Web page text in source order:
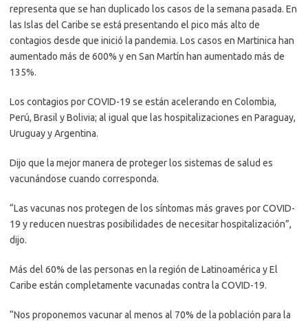
representa que se han duplicado los casos de la semana pasada. En
las Islas del Caribe se está presentando el pico más alto de
contagios desde que inició la pandemia. Los casos en Martinica han
aumentado más de 600% y en San Martín han aumentado más de
135%.
Los contagios por COVID-19 se están acelerando en Colombia,
Perú, Brasil y Bolivia; al igual que las hospitalizaciones en Paraguay,
Uruguay y Argentina.
Dijo que la mejor manera de proteger los sistemas de salud es
vacunándose cuando corresponda.
“Las vacunas nos protegen de los síntomas más graves por COVID-
19 y reducen nuestras posibilidades de necesitar hospitalización”,
dijo.
Más del 60% de las personas en la región de Latinoamérica y El
Caribe están completamente vacunadas contra la COVID-19.
“Nos proponemos vacunar al menos al 70% de la población para la